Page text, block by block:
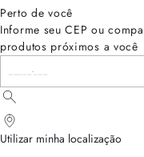
Perto de você
Informe seu CEP ou
produtos próximos a você
Utilizar minha localização